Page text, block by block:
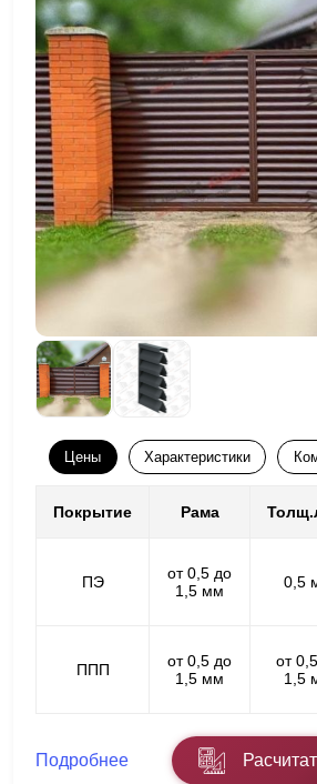
Цены Характеристики
Покрытие Рама
ПЭ
от 0,5 до
1,5 мм
0,5
ППП
от 0,5 до
1,5 мм
от
1,5
Подробнее